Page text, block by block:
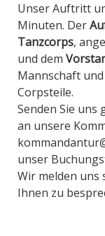
Unser Auftritt
Minuten. Der
Tanzcorps,
und dem
Mannschaft
Corpsteile.
Senden Sie
an unsere
unser
Wir melden uns
Ihnen zu